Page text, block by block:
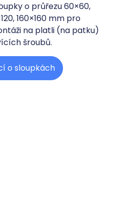
o průřezu 60×60,
160×160 mm pro
na platli (na patku)
šroubů.
o sloupkách